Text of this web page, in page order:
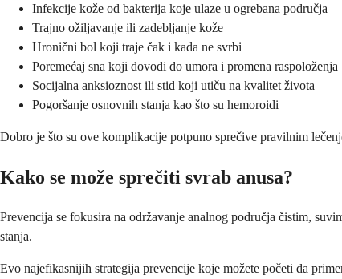
Infekcije kože od bakterija koje ulaze u ogrebana područja
Trajno ožiljavanje ili zadebljanje kože
Hronični bol koji traje čak i kada ne svrbi
Poremećaj sna koji dovodi do umora i promena raspoloženja
Socijalna anksioznost ili stid koji utiču na kvalitet života
Pogoršanje osnovnih stanja kao što su hemoroidi
Dobro je što su ove komplikacije potpuno sprečive pravilnim
Kako se može sprečiti svrab anusa?
Prevencija se fokusira na održavanje analnog područja čistim,
stanja.
Evo najefikasnijih strategija prevencije koje možete početi da